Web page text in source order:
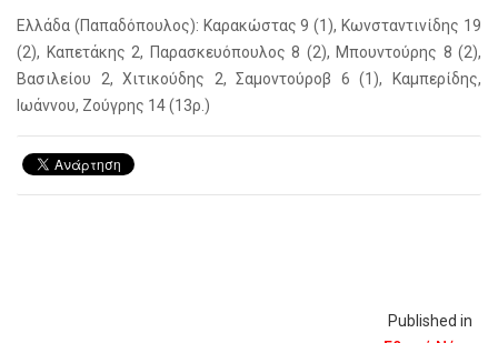
Published in
Ελλάδα (Παπαδόπουλος): Καρακώστας 9 (1), Κωνσταντινίδης 19
(2), Καπετάκης 2, Παρασκευόπουλος 8 (2), Μπουντούρης 8 (2),
Βασιλείου 2, Χιτικούδης 2, Σαμοντούροβ 6 (1), Καμπερίδης,
Ιωάννου, Ζούγρης 14 (13ρ.)